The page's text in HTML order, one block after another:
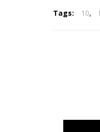
Tags: 10,